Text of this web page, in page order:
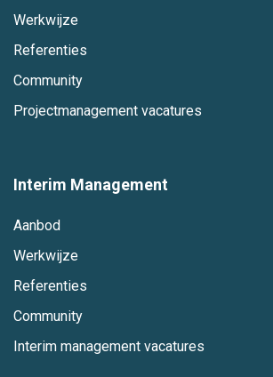
Werkwijze
Referenties
Community
Projectmanagement vacatures
Interim Management
Aanbod
Werkwijze
Referenties
Community
Interim management vacatures